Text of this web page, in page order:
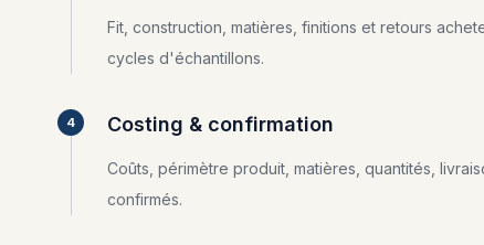
Fit, construction, matières, finitions et retours
cycles d'échantillons.
4 Costing & confirmation
Coûts, périmètre produit, matières, quantités,
confirmés.